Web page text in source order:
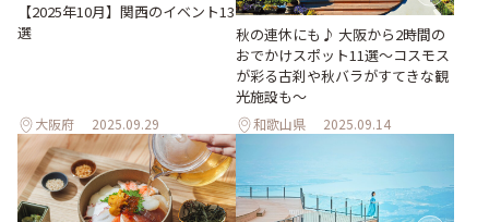
【2025年10月】関西のイベント13
選
大阪府 2025.09.29
秋の連休にも♪ 大阪から2時間の
おでかけスポット11選～コスモス
が彩る古刹や秋バラがすてきな観
光施設も～
和歌山県 2025.09.14